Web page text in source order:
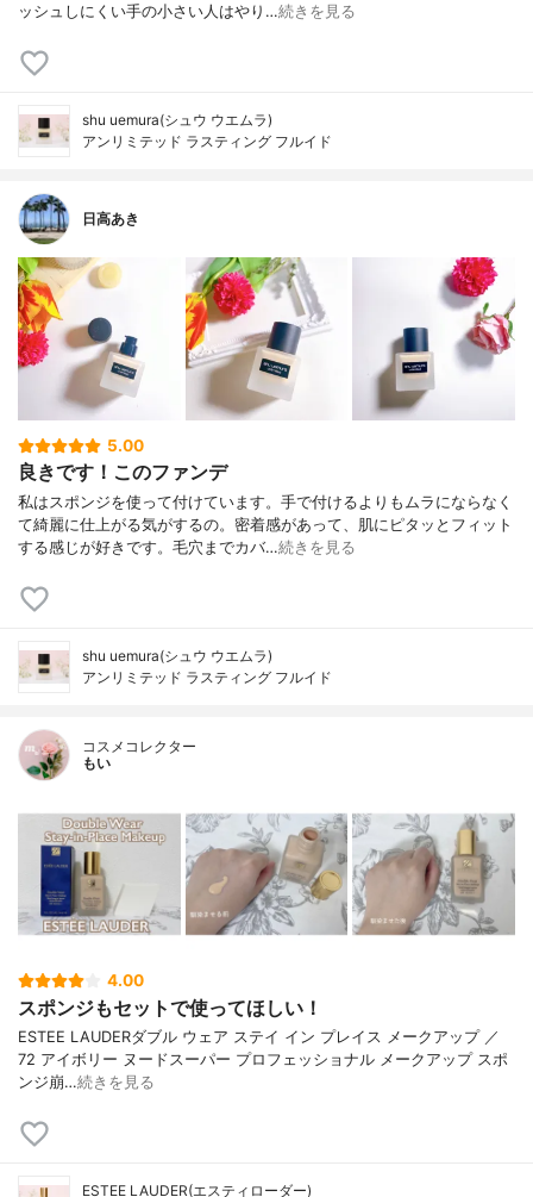
ッシュしにくい手の小さい人はやり…続きを見る
shu uemura(シュウ ウエムラ)
アンリミテッド ラスティング フルイド
日高あき
5.00
良きです！このファンデ
私はスポンジを使って付けています。手で付けるよりもムラにならなく
て綺麗に仕上がる気がするの。密着感があって、肌にピタッとフィット
する感じが好きです。毛穴までカバ…続きを見る
shu uemura(シュウ ウエムラ)
アンリミテッド ラスティング フルイド
コスメコレクター
もい
4.00
スポンジもセットで使ってほしい！
ESTEE LAUDERダブル ウェア ステイ イン プレイス メークアップ ／
72 アイボリー ヌードスーパー プロフェッショナル メークアップ スポ
ンジ崩…続きを見る
ESTEE LAUDER(エスティローダー)